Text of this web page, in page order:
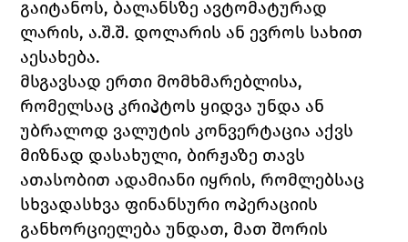
გაიტანოს, ბალანსზე ავტომატურად
ლარის, ა.შ.შ. დოლარის ან ევროს სახით
აესახება.
მსგავსად ერთი მომხმარებლისა,
რომელსაც კრიპტოს ყიდვა უნდა ან
უბრალოდ ვალუტის კონვერტაცია აქვს
მიზნად დასახული, ბირჟაზე თავს
ათასობით ადამიანი იყრის, რომლებსაც
სხვადასხვა ფინანსური ოპერაციის
განხორციელება უნდათ, მათ შორის